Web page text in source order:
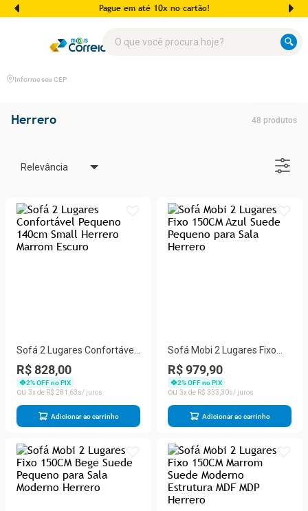
Pague em até 10x no cartão!
Informe seu CEP
Herrero 48 produtos
Relevância
Sofá 2 Lugares Confortável
Pequeno 140cm Small
Herrero Marrom Escuro
R$ 828,00
2% OFF no PIX
3
R$ 281 63
Adicionar ao carrinho
Sofá Mobi 2 Lugares Fixo
150CM Azul Suede
Pequeno para Sala Herrero
R$ 979,90
2% OFF no PIX
3
R$ 333 30
Adicionar ao carrinho